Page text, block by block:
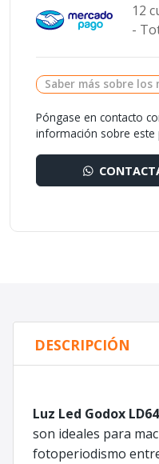
12
-
Saber más sobre los
Póngase en contacto
información sobre este
DESCRIPCIÓN
Luz Led Godox LD64
son ideales para
fotoperiodismo